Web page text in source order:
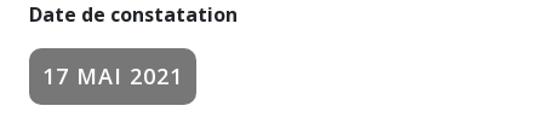
Date de constatation
17 MAI 2021